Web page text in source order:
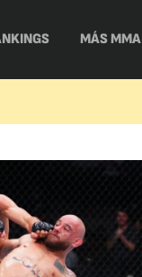
MÁS MMA